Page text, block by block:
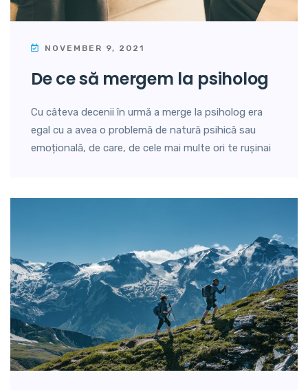
NOVEMBER 9, 2021
de ce să mergem la psiholog
Cu câteva decenii în urmă a merge la psiholog era
egal cu a avea o problemă de natură psihică sau
emoțională, de care, de cele mai multe ori te rușinai